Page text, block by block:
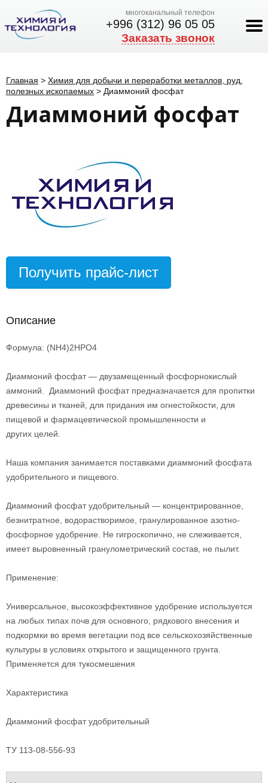
многоканальный телефон
+996 (312) 96 05 05
Заказать звонок
Главная > Химия для добычи и переработки металлов, руд,
полезных ископаемых > Диаммоний фосфат
Диаммоний фосфат
Получить прайс-лист
Описание
Формула: (NH4)2HPO4
Диаммоний фосфат — двузамещенный фосфорнокислый
аммоний. Диаммоний фосфат предназначается для пропитки
древесины и тканей, для придания им огнестойкости, для
пищевой и фармацевтической промышленности и
других целей.
Наша компания занимается поставками диаммоний фосфата
удобрительного и пищевого.
Диаммоний фосфат удобрительный — концентрированное,
безнитратное, водорастворимое, гранулированное азотно-
фосфорное удобрение. Не гигроскопично, не слеживается,
имеет выровненный гранулометрический состав, не пылит.
Применение:
Универсальное, высокоэффективное удобрение используется
на любых типах почв для основного, рядкового внесения и
подкормки во время вегетации под все сельскохозяйственные
культуры в условиях открытого и защищенного грунта.
Применяется для тукосмешения
Характеристика
Диаммоний фосфат удобрительный
ТУ 113-08-556-93